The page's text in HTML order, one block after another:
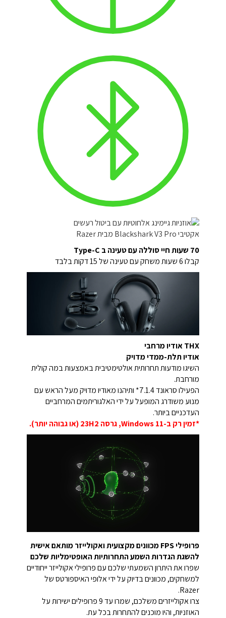
70 שעות חיי סוללה עם טעינה ב Type-C
קבלו 6 שעות משחק עם טעינה של 15 דקות בלבד
THX אודיו מרחבי
אודיו תלת-ממדי מדויק
השיגו מודעות תחרותית אולטימטיבית באמצעות במה קולית
מורחבת.
הפעילו סראונד 7.1.4* ותיהנו מאודיו מדויק מעל הראש עם
מנוע משודרג המופעל על ידי האלגוריתמים המרחביים
העדכניים ביותר.
*זמין רק ב-Windows 11, גרסה 23H2 (או גבוהה יותר).
פרופילי FPS מכוונים מקצועית ואקולייזר מותאם אישית
להשגת הגדרות השמע התחרותיות האופטימליות שלכם
שפרו את היתרון השמעתי שלכם עם פרופילי אקולייזר ייחודיים
למשחקים, מכוונים בדיוק על ידי אלופי האיספורטס של
Razer.
צרו אקולייזרים משלכם, שמרו עד 9 פרופילים ישירות על
האוזניות, והיו מוכנים להתחרות בכל עת.